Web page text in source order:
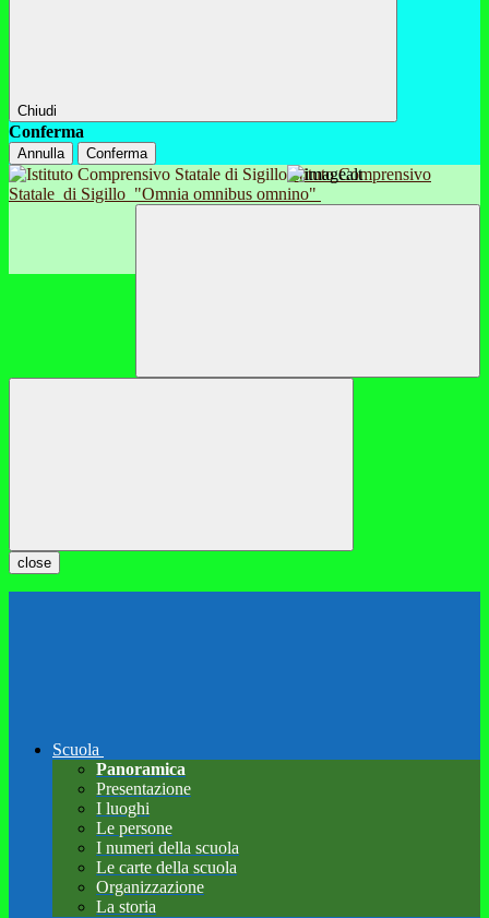
Chiudi
Conferma
Annulla Conferma
Istituto Comprensivo
Statale di Sigillo "Omnia omnibus omnino"
close
Scuola
Panoramica
Presentazione
I luoghi
Le persone
I numeri della scuola
Le carte della scuola
Organizzazione
La storia